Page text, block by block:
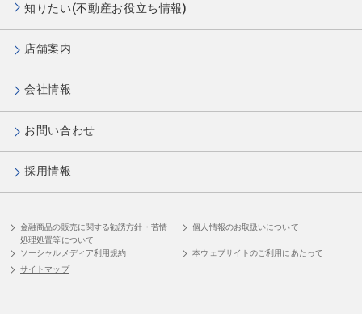
知りたい(不動産お役立ち情報)
店舗案内
会社情報
お問い合わせ
採用情報
金融商品の販売に関する勧誘方針・苦情
処理処置等について
個人情報のお取扱いについて
ソーシャルメディア利用規約
本ウェブサイトのご利用にあたって
サイトマップ